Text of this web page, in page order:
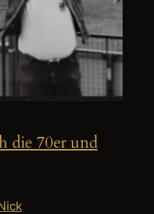
die 70er und